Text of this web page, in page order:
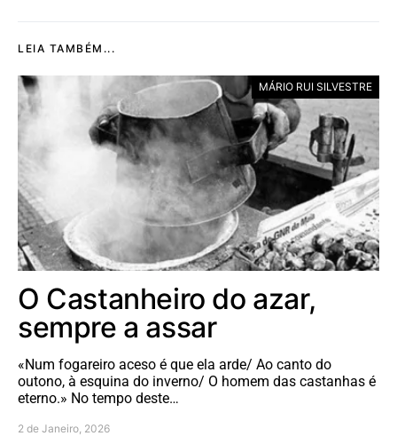
LEIA TAMBÉM...
MÁRIO RUI SILVESTRE
O Castanheiro do azar,
sempre a assar
«Num fogareiro aceso é que ela arde/ Ao canto do
outono, à esquina do inverno/ O homem das castanhas é
eterno.» No tempo deste…
2 de Janeiro, 2026